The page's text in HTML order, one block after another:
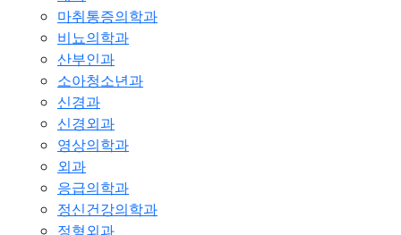
마취통증의학과
비뇨의학과
산부인과
소아청소년과
신경과
신경외과
영상의학과
외과
응급의학과
정신건강의학과
정형외과